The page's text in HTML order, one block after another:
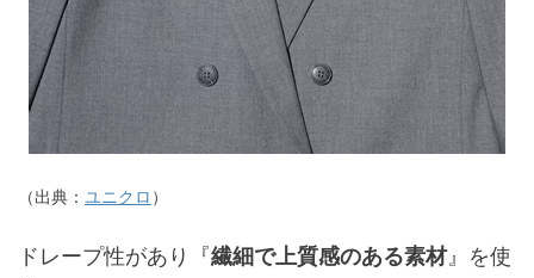
（出典： ユニクロ ）
ドレープ性があり『繊細で上質感のある素材』を使